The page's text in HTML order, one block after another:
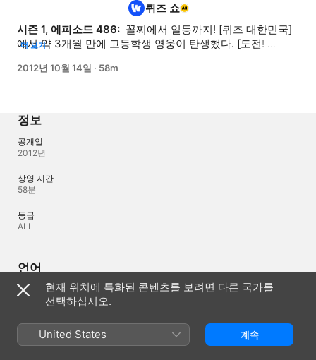
퀴즈 쇼
시즌 1, 에피소드 486: 꼴찌에서 일등까지! [퀴즈 대한민국]
에서 약 3개월 만에 고등학생 영웅이 탄생했다. [도전!
마니아' 염상진 군. 퀴즈 공부로 인해 반 등수까지 떨어지면서
확정 짓고, 후반전에서도 거침없는 행보를 이어나가면서
차곡차곡 상금을 쌓아 퀴즈 영웅에 도전한다!
더 보기
2012년 10월 14일 · 58m
정보
공개일
2012년
상영 시간
58분
등급
ALL
언어
제작 오디오
대한민국 English (UK)
현재 위치에 특화된 콘텐츠를 보려면 다른 국가를
선택하십시오.
United States 계속